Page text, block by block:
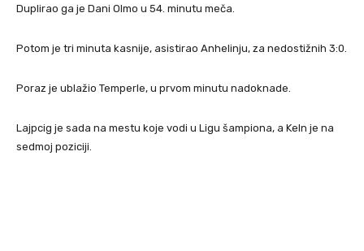
Duplirao ga je Dani Olmo u 54. minutu meča.
Potom je tri minuta kasnije, asistirao Anhelinju, za nedostižnih 3:0.
Poraz je ublažio Temperle, u prvom minutu nadoknade.
Lajpcig je sada na mestu koje vodi u Ligu šampiona, a Keln je na
sedmoj poziciji.